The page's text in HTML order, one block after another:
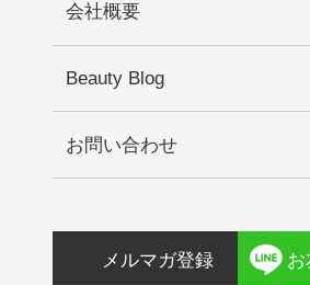
会社概要
Beauty Blog
お問い合わせ
メルマガ登録 お